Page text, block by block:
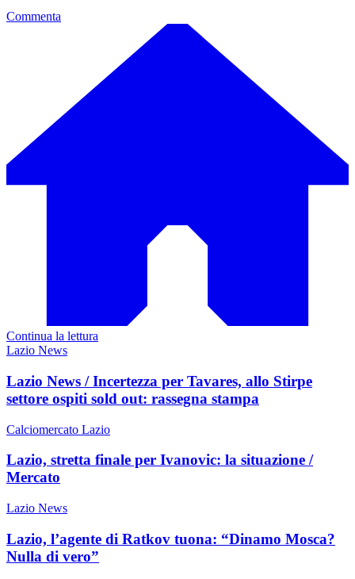
Commenta
Continua la lettura
Lazio News
Lazio News / Incertezza per Tavares, allo Stirpe
settore ospiti sold out: rassegna stampa
Calciomercato Lazio
Lazio, stretta finale per Ivanovic: la situazione /
Mercato
Lazio News
Lazio, l’agente di Ratkov tuona: “Dinamo Mosca?
Nulla di vero”